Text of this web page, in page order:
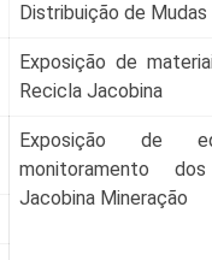
Distribuição de Mudas
Exposição de
Recicla Jacobina
Exposição de
monitoramento
Jacobina Mineração